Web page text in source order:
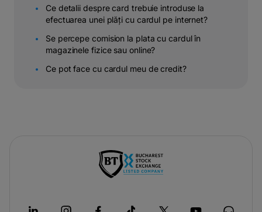
Ce detalii despre card trebuie introduse la
efectuarea unei plăți cu cardul pe internet?
Se percepe comision la plata cu cardul în
magazinele fizice sau online?
Ce pot face cu cardul meu de credit?